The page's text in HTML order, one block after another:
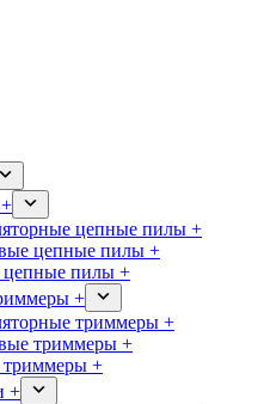
цепные пилы +
цепные пилы +
цепные пилы +
+
триммеры +
триммеры +
триммеры +
+